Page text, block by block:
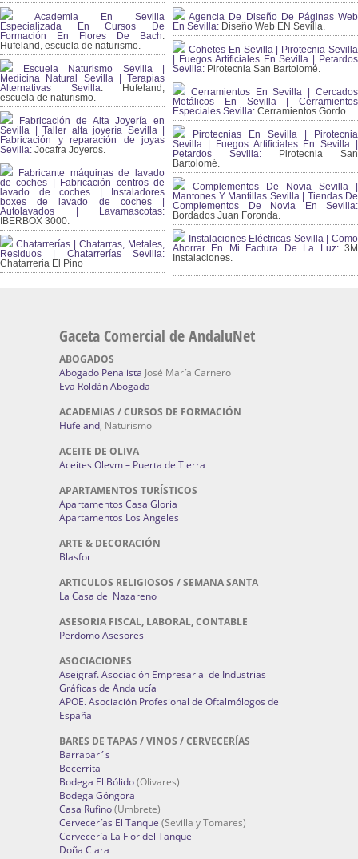
Academia En Sevilla
Especializada En Cursos De
Formación En Flores De Bach:
Hufeland, escuela de naturismo.
Escuela Naturismo Sevilla |
Medicina Natural Sevilla | Terapias
Alternativas Sevilla: Hufeland,
escuela de naturismo.
Fabricación de Alta Joyería en
Sevilla | Taller alta joyería Sevilla |
Fabricación y reparación de joyas
Sevilla: Jocafra Joyeros.
Fabricante máquinas de lavado
de coches | Fabricación centros de
lavado de coches | Instaladores
boxes de lavado de coches |
Autolavados | Lavamascotas:
IBERBOX 3000.
Chatarrerías | Chatarras, Metales,
Residuos | Chatarrerías Sevilla:
Chatarreria El Pino
Agencia De Diseño De Páginas Web
En Sevilla: Diseño Web EN Sevilla.
Cohetes En Sevilla | Pirotecnia Sevilla
| Fuegos Artificiales En Sevilla | Petardos
Sevilla: Pirotecnia San Bartolomé.
Cerramientos En Sevilla | Cercados
Metálicos En Sevilla | Cerramientos
Especiales Sevilla: Cerramientos Gordo.
Pirotecnias En Sevilla | Pirotecnia
Sevilla | Fuegos Artificiales En Sevilla |
Petardos Sevilla: Pirotecnia San
Bartolomé.
Complementos De Novia Sevilla |
Mantones Y Mantillas Sevilla | Tiendas De
Complementos De Novia En Sevilla:
Bordados Juan Foronda.
Instalaciones Eléctricas Sevilla | Como
Ahorrar En Mi Factura De La Luz:3M
Instalaciones.
Gaceta Comercial de AndaluNet
ABOGADOS
Abogado Penalista José María Carnero
Eva Roldán Abogada
ACADEMIAS / CURSOS DE FORMACIÓN
Hufeland, Naturismo
ACEITE DE OLIVA
Aceites Olevm – Puerta de Tierra
APARTAMENTOS TURÍSTICOS
Apartamentos Casa Gloria
Apartamentos Los Angeles
ARTE & DECORACIÓN
Blasfor
ARTICULOS RELIGIOSOS / SEMANA SANTA
La Casa del Nazareno
ASESORIA FISCAL, LABORAL, CONTABLE
Perdomo Asesores
ASOCIACIONES
Aseigraf. Asociación Empresarial de Industrias
Gráficas de Andalucía
APOE. Asociación Profesional de Oftalmólogos de
España
BARES DE TAPAS / VINOS / CERVECERÍAS
Barrabar´s
Becerrita
Bodega El Bólido(Olivares)
Bodega Góngora
Casa Rufino(Umbrete)
Cervecerías El Tanque (Sevilla y Tomares)
Cervecería La Flor del Tanque
Doña Clara